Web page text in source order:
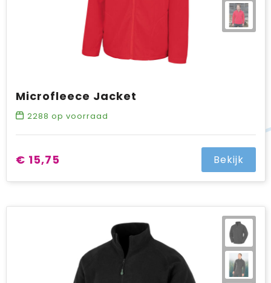
Microfleece Jacket
2288 op voorraad
€ 15,75 Bekijk